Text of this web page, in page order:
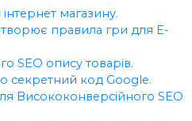
магазину.
правила гри для E-
SEO опису товарів.
секретний код Google.
Висококонверсійного SEO